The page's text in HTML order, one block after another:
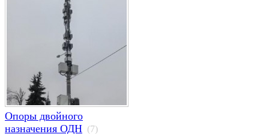
Опоры двойного
назначения ОДН (7)